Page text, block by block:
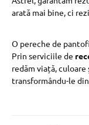
arată mai bine, ci
O pereche de
Prin serviciile de
redăm viață,
transformându-le